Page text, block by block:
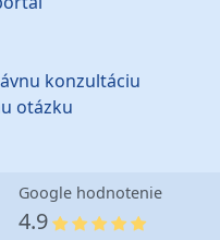
konzultáciu
otázku
Google hodnotenie
4.9